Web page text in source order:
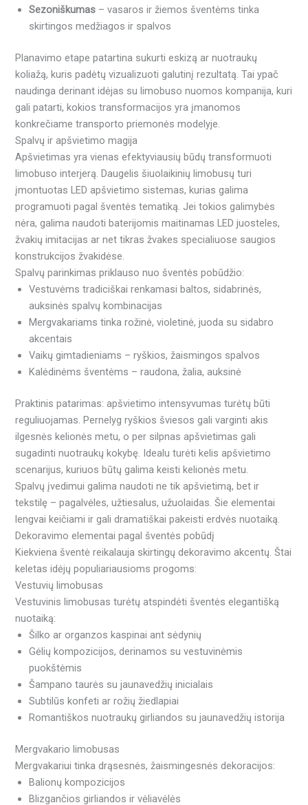
Sezoniškumas – vasaros ir žiemos šventėms tinka
skirtingos medžiagos ir spalvos
Planavimo etape patartina sukurti eskizą ar nuotraukų
koliažą, kuris padėtų vizualizuoti galutinį rezultatą. Tai ypač
naudinga derinant idėjas su limobuso nuomos kompanija, kuri
gali patarti, kokios transformacijos yra įmanomos
konkrečiame transporto priemonės modelyje.
Spalvų ir apšvietimo magija
Apšvietimas yra vienas efektyviausių būdų transformuoti
limobuso interjerą. Daugelis šiuolaikinių limobusų turi
įmontuotas LED apšvietimo sistemas, kurias galima
programuoti pagal šventės tematiką. Jei tokios galimybės
nėra, galima naudoti baterijomis maitinamas LED juosteles,
žvakių imitacijas ar net tikras žvakes specialiuose saugios
konstrukcijos žvakidėse.
Spalvų parinkimas priklauso nuo šventės pobūdžio:
Vestuvėms tradiciškai renkamasi baltos, sidabrinės,
auksinės spalvų kombinacijas
Mergvakariams tinka rožinė, violetinė, juoda su sidabro
akcentais
Vaikų gimtadieniams – ryškios, žaismingos spalvos
Kalėdinėms šventėms – raudona, žalia, auksinė
Praktinis patarimas: apšvietimo intensyvumas turėtų būti
reguliuojamas. Pernelyg ryškios šviesos gali varginti akis
ilgesnės kelionės metu, o per silpnas apšvietimas gali
sugadinti nuotraukų kokybę. Idealu turėti kelis apšvietimo
scenarijus, kuriuos būtų galima keisti kelionės metu.
Spalvų įvedimui galima naudoti ne tik apšvietimą, bet ir
tekstilę – pagalvėles, užtiesalus, užuolaidas. Šie elementai
lengvai keičiami ir gali dramatiškai pakeisti erdvės nuotaiką.
Dekoravimo elementai pagal šventės pobūdį
Kiekviena šventė reikalauja skirtingų dekoravimo akcentų. Štai
keletas idėjų populiariausioms progoms:
Vestuvių limobusas
Vestuvinis limobusas turėtų atspindėti šventės elegantišką
nuotaiką:
Šilko ar organzos kaspinai ant sėdynių
Gėlių kompozicijos, derinamos su vestuvinėmis
puokštėmis
Šampano taurės su jaunavedžių inicialais
Subtilūs konfeti ar rožių žiedlapiai
Romantiškos nuotraukų girliandos su jaunavedžių istorija
Mergvakario limobusas
Mergvakariui tinka drąsesnės, žaismingesnės dekoracijos:
Balionų kompozicijos
Blizgančios girliandos ir vėliavėlės